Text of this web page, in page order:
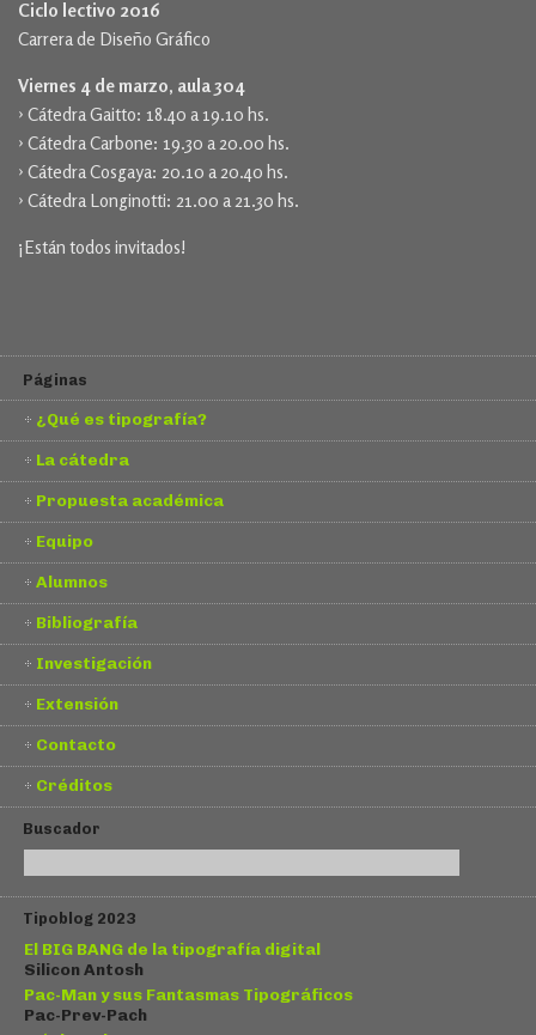
Ciclo lectivo 2016
Carrera de Diseño Gráfico
Viernes 4 de marzo, aula 304
› Cátedra Gaitto: 18.40 a 19.10 hs.
› Cátedra Carbone: 19.30 a 20.00 hs.
› Cátedra Cosgaya: 20.10 a 20.40 hs.
› Cátedra Longinotti: 21.00 a 21.30 hs.
¡Están todos invitados!
Páginas
¿Qué es tipografía?
La cátedra
Propuesta académica
Equipo
Alumnos
Bibliografía
Investigación
Extensión
Contacto
Créditos
Buscador
Tipoblog 2023
El BIG BANG de la tipografía digital
Silicon Antosh
Pac-Man y sus Fantasmas Tipográficos
Pac-Prev-Pach